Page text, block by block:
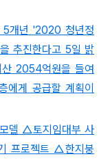
5개년 '2020 청년정
추진한다고 5일 밝
2054억원을 들여
에게 공급할 계획이
델 △토지임대부 사
프로젝트 △한지붕